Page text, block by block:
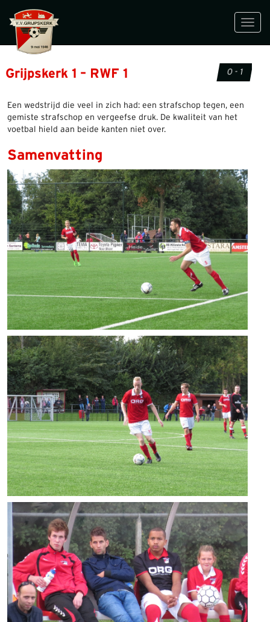
Grijpskerk 1 – RWF 1 0 - 1
Een wedstrijd die veel in zich had: een strafschop tegen, een
gemiste strafschop en vergeefse druk. De kwaliteit van het
voetbal hield aan beide kanten niet over.
Samenvatting